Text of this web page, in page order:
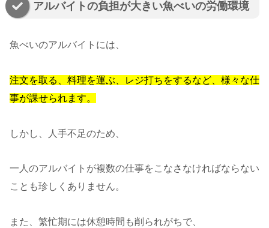
アルバイトの負担が大きい魚べいの労働環境
魚べいのアルバイトには、
注文を取る、料理を運ぶ、レジ打ちをするなど、様々な仕
事が課せられます。
しかし、人手不足のため、
一人のアルバイトが複数の仕事をこなさなければならない
ことも珍しくありません。
また、繁忙期には休憩時間も削られがちで、